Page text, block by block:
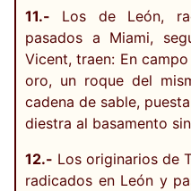
11.- Los de León,
pasados a Miami,
Vicent, traen: En
oro, un roque del
cadena de sable,
diestra al basamento
12.- Los originarios de
radicados en León y